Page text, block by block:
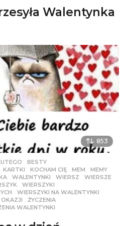
Walentynka
853
,BESTY
,KARTKI ,KOCHAM CIĘ ,MEM ,MEMY
,WALENTYNKI ,WIERSZ ,WIERSZE
,WIERSZYKI
,WIERSZYKI NA WALENTYNKI
OKAZJI ,ŻYCZENIA
WALENTYNKI